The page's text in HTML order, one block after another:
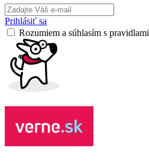
Prihlásiť sa
Rozumiem a súhlasím s pravidlami